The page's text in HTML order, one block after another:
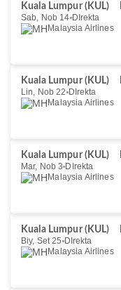
Kuala Lumpur (KUL)
Sab, Nob 14 DIrekta
Malaysia Airlines
Kuala Lumpur (KUL)
Lin, Nob 22 DIrekta
Malaysia Airlines
Kuala Lumpur (KUL)
Mar, Nob 3 DIrekta
Malaysia Airlines
Kuala Lumpur (KUL)
Biy, Set 25 DIrekta
Malaysia Airlines